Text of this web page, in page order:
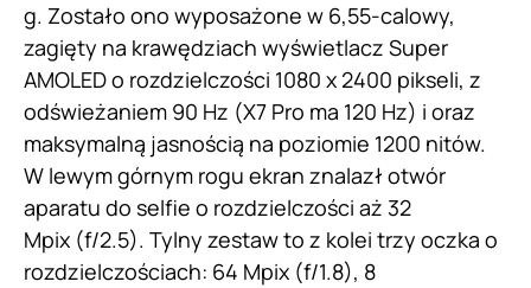
g. Zostało ono wyposażone w 6,55-calowy,
zagięty na krawędziach wyświetlacz Super
AMOLED o rozdzielczości 1080 x 2400 pikseli, z
odświeżaniem 90 Hz (X7 Pro ma 120 Hz) i oraz
maksymalną jasnością na poziomie 1200 nitów.
W lewym górnym rogu ekran znalazł otwór
aparatu do selfie o rozdzielczości aż 32
Mpix (f/2.5). Tylny zestaw to z kolei trzy oczka o
rozdzielczościach: 64 Mpix (f/1.8), 8